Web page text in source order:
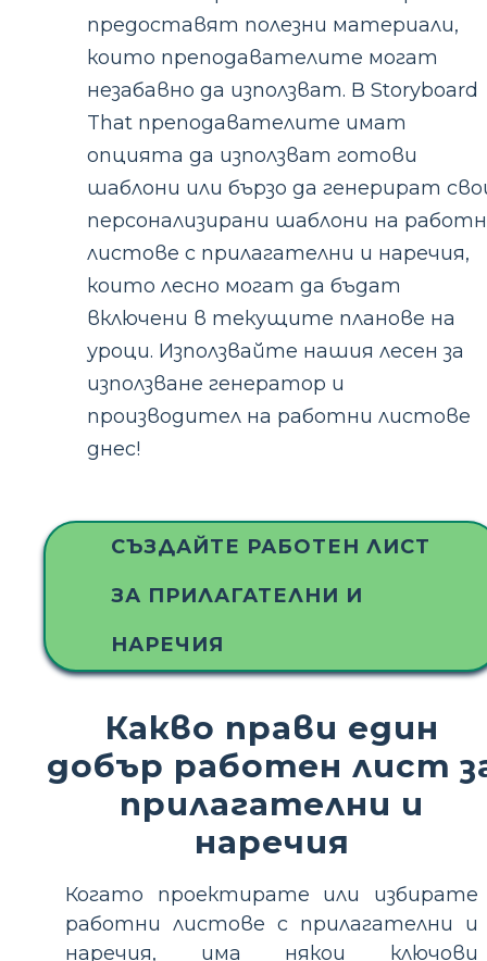
предоставят полезни материали,
които преподавателите могат
незабавно да използват. В Storyboard
That преподавателите имат
опцията да използват готови
шаблони или бързо да генерират
персонализирани шаблони на
листове с прилагателни и наречия,
които лесно могат да бъдат
включени в текущите планове на
уроци. Използвайте нашия лесен за
използване генератор и
производител на работни листове
днес!
СЪЗДАЙТЕ РАБОТЕН ЛИСТ
ЗА ПРИЛАГАТЕЛНИ И
НАРЕЧИЯ
Какво прави един
добър работен лист
прилагателни и
наречия
Когато проектирате или избирате
работни листове с прилагателни и
наречия, има някои ключови